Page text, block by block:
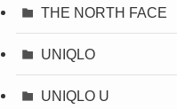
THE NORTH FACE
UNIQLO
UNIQLO U